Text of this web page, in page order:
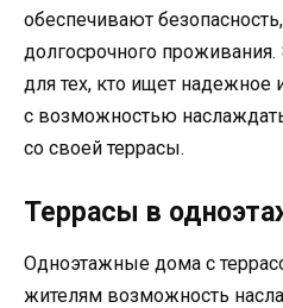
обеспечивают
долгосрочного
для тех, кто ищет
с возможностью
со своей террасы.
Террасы в
Одноэтажные дома с
жителям возможность